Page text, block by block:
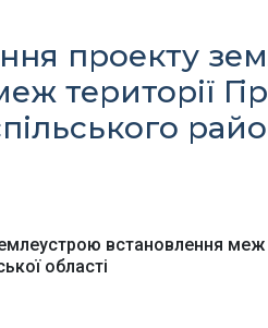
проекту
території
встановлення меж
області